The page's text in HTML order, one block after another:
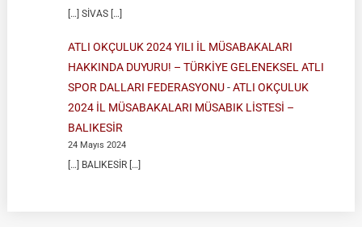
[…] SİVAS […]
ATLI OKÇULUK 2024 YILI İL MÜSABAKALARI
HAKKINDA DUYURU! – TÜRKİYE GELENEKSEL ATLI
SPOR DALLARI FEDERASYONU-ATLI OKÇULUK
2024 İL MÜSABAKALARI MÜSABIK LİSTESİ –
BALIKESİR
24 Mayıs 2024
[…] BALIKESİR […]